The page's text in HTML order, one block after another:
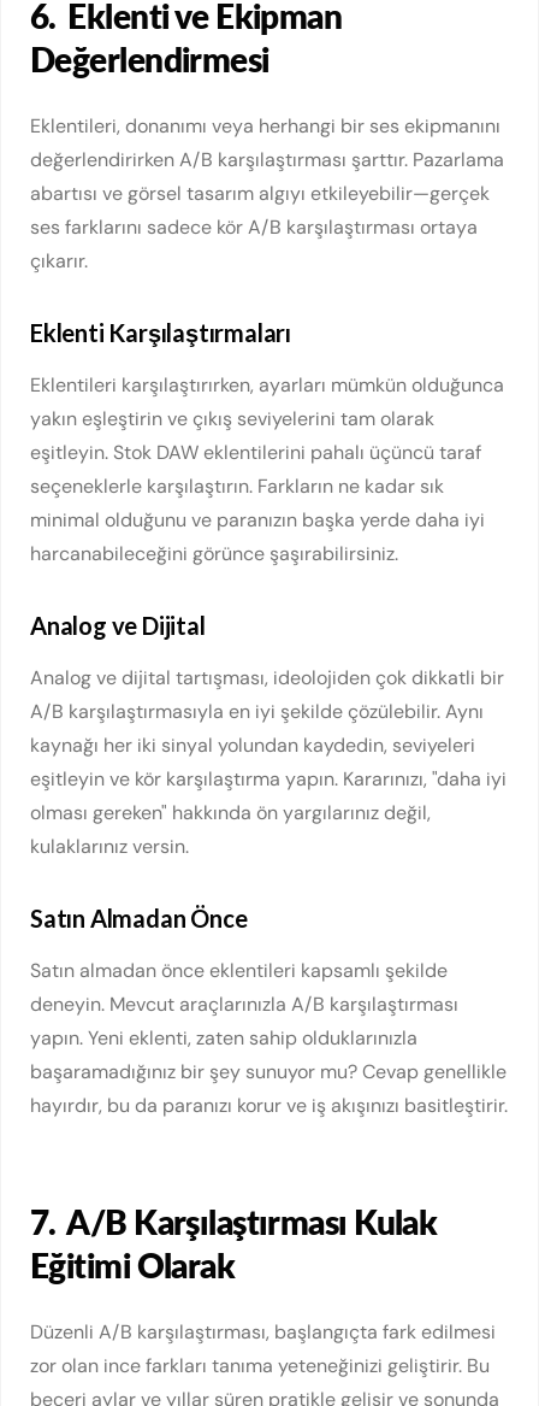
6. Eklenti ve Ekipman
Değerlendirmesi
Eklentileri, donanımı veya herhangi bir ses ekipmanını
değerlendirirken A/B karşılaştırması şarttır. Pazarlama
abartısı ve görsel tasarım algıyı etkileyebilir—gerçek
ses farklarını sadece kör A/B karşılaştırması ortaya
çıkarır.
Eklenti Karşılaştırmaları
Eklentileri karşılaştırırken, ayarları mümkün olduğunca
yakın eşleştirin ve çıkış seviyelerini tam olarak
eşitleyin. Stok DAW eklentilerini pahalı üçüncü taraf
seçeneklerle karşılaştırın. Farkların ne kadar sık
minimal olduğunu ve paranızın başka yerde daha iyi
harcanabileceğini görünce şaşırabilirsiniz.
Analog ve Dijital
Analog ve dijital tartışması, ideolojiden çok dikkatli bir
A/B karşılaştırmasıyla en iyi şekilde çözülebilir. Aynı
kaynağı her iki sinyal yolundan kaydedin, seviyeleri
eşitleyin ve kör karşılaştırma yapın. Kararınızı, "daha iyi
olması gereken" hakkında ön yargılarınız değil,
kulaklarınız versin.
Satın Almadan Önce
Satın almadan önce eklentileri kapsamlı şekilde
deneyin. Mevcut araçlarınızla A/B karşılaştırması
yapın. Yeni eklenti, zaten sahip olduklarınızla
başaramadığınız bir şey sunuyor mu? Cevap genellikle
hayırdır, bu da paranızı korur ve iş akışınızı basitleştirir.
7. A/B Karşılaştırması Kulak
Eğitimi Olarak
Düzenli A/B karşılaştırması, başlangıçta fark edilmesi
zor olan ince farkları tanıma yeteneğinizi geliştirir. Bu
beceri aylar ve yıllar süren pratikle gelişir ve sonunda